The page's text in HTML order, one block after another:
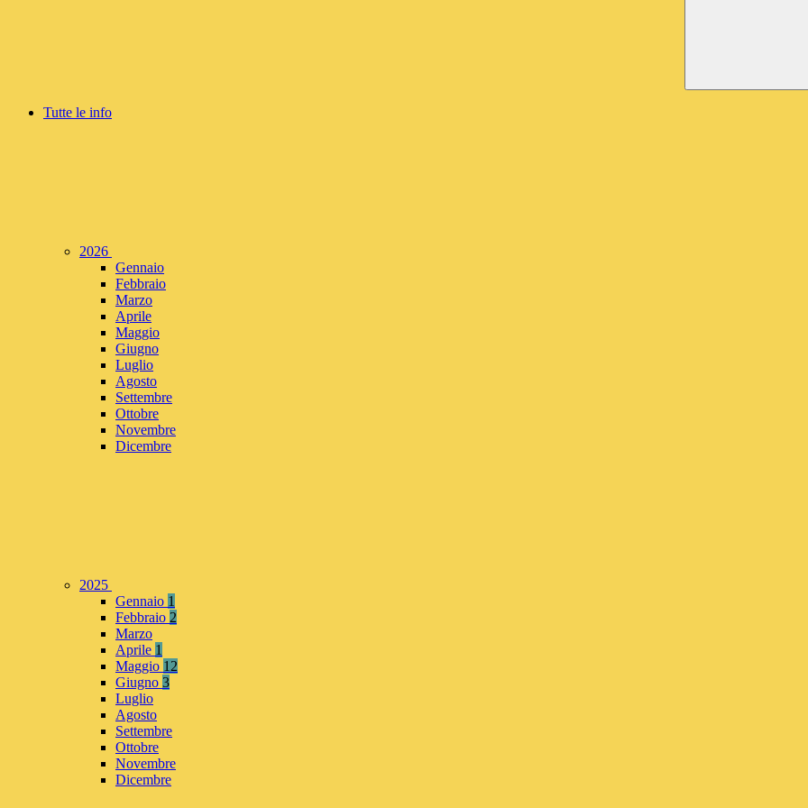
Tutte le info
2026
Gennaio
Febbraio
Marzo
Aprile
Maggio
Giugno
Luglio
Agosto
Settembre
Ottobre
Novembre
Dicembre
2025
Gennaio 1
Febbraio 2
Marzo
Aprile 1
Maggio 12
Giugno 3
Luglio
Agosto
Settembre
Ottobre
Novembre
Dicembre